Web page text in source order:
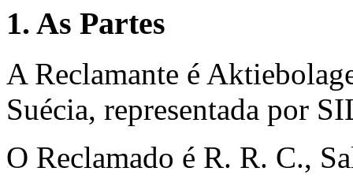
1. As Partes
A Reclamante é
Suécia, representada por
O Reclamado é R. R. C.,